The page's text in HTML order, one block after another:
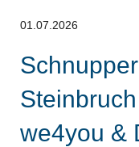
01.07.2026
we4you &